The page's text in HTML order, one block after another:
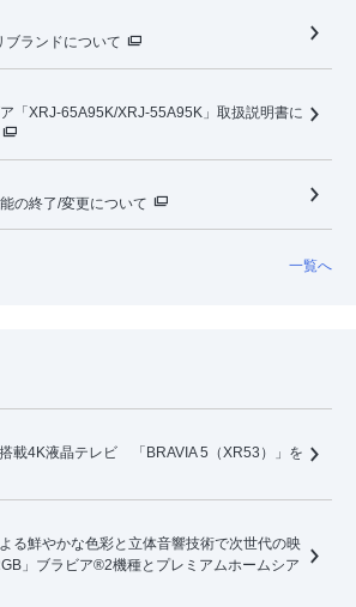
ブランドについて
「XRJ-65A95K/XRJ-55A95K」取扱説明書に
の終了/変更について
一覧へ
載4K液晶テレビ 「BRAVIA 5（XR53）」を
る鮮やかな色彩と立体音響技術で次世代の映
」ブラビア®2機種とプレミアムホームシア